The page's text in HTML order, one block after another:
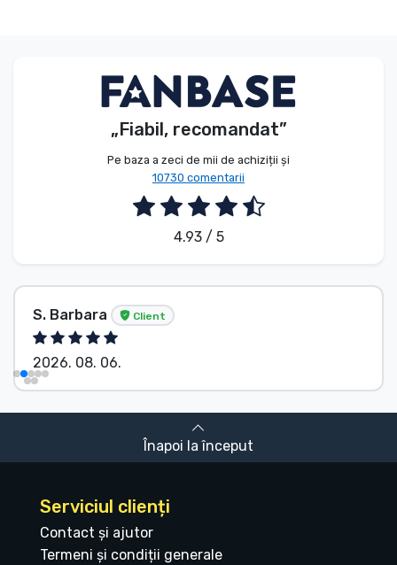
„Fiabil, recomandat”
Pe baza a zeci de mii de achiziții și
10730 comentarii
4.93 / 5
S. Barbara Client
2026. 08. 06.
Înapoi la început
Serviciul clienți
Contact și ajutor
Termeni și condiții generale